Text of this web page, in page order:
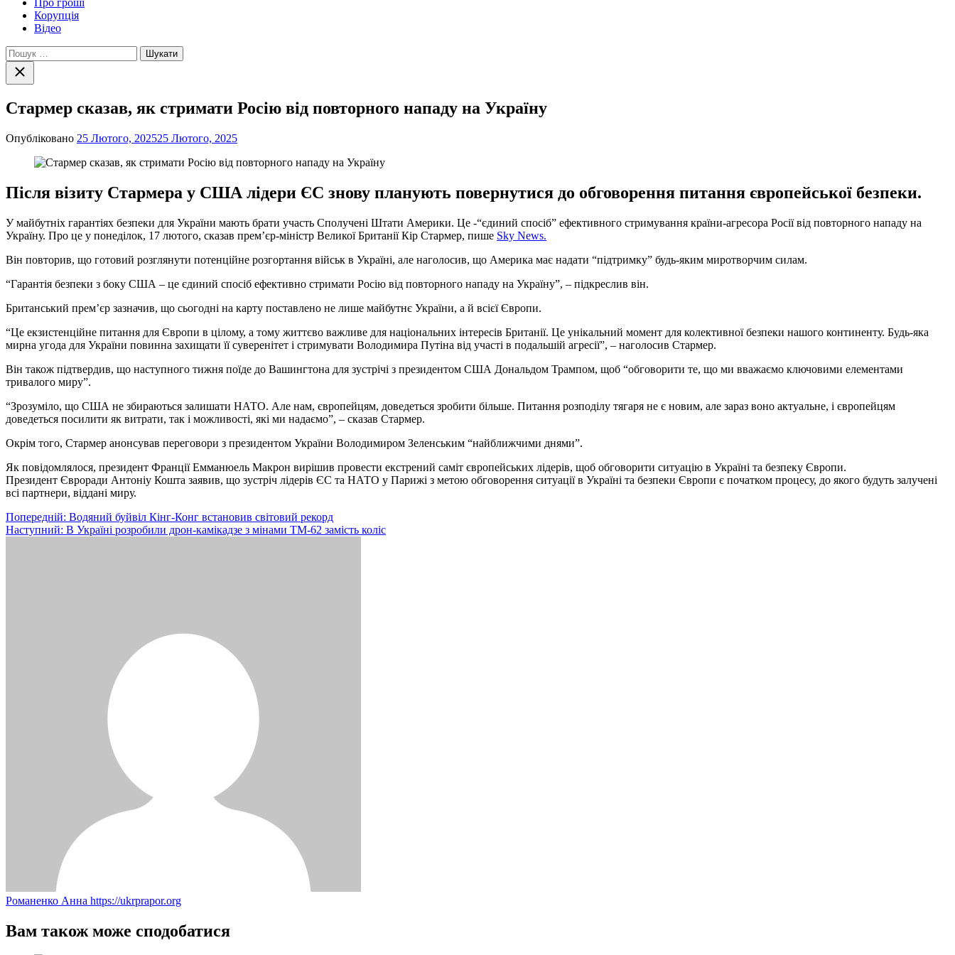
Про гроші
Корупція
Відео
Пошук:
Закрити
пошук
Стармер сказав, як стримати Росію від повторного нападу на Україну
Опубліковано 25 Лютого, 202525 Лютого, 2025
Після візиту Стармера у США лідери ЄС знову планують повернутися до обговорення питання європейської безпеки.
У майбутніх гарантіях безпеки для України мають брати участь Сполучені Штати Америки. Це -“єдиний спосіб” ефективного стримування країни-агресора Росії від повторного нападу на
Україну. Про це у понеділок, 17 лютого, сказав премʼєр-міністр Великої Британії Кір Стармер, пише Sky News.
Він повторив, що готовий розглянути потенційне розгортання військ в Україні, але наголосив, що Америка має надати “підтримку” будь-яким миротворчим силам.
“Гарантія безпеки з боку США – це єдиний спосіб ефективно стримати Росію від повторного нападу на Україну”, – підкреслив він.
Британський премʼєр зазначив, що сьогодні на карту поставлено не лише майбутнє України, а й всієї Європи.
“Це екзистенційне питання для Європи в цілому, а тому життєво важливе для національних інтересів Британії. Це унікальний момент для колективної безпеки нашого континенту. Будь-яка
мирна угода для України повинна захищати її суверенітет і стримувати Володимира Путіна від участі в подальшій агресії”, – наголосив Стармер.
Він також підтвердив, що наступного тижня поїде до Вашингтона для зустрічі з президентом США Дональдом Трампом, щоб “обговорити те, що ми вважаємо ключовими елементами
тривалого миру”.
“Зрозуміло, що США не збираються залишати НАТО. Але нам, європейцям, доведеться зробити більше. Питання розподілу тягаря не є новим, але зараз воно актуальне, і європейцям
доведеться посилити як витрати, так і можливості, які ми надаємо”, – сказав Стармер.
Окрім того, Стармер анонсував переговори з президентом України Володимиром Зеленським “найближчими днями”.
Як повідомлялося, президент Франції Емманюель Макрон вирішив провести екстрений саміт європейських лідерів, щоб обговорити ситуацію в Україні та безпеку Європи.
Президент Євроради Антоніу Кошта заявив, що зустріч лідерів ЄС та НАТО у Парижі з метою обговорення ситуації в Україні та безпеки Європи є початком процесу, до якого будуть залучені
всі партнери, віддані миру.
Навігація
записів
Попередній: Водяний буйвіл Кінг-Конг встановив світовий рекорд
Наступний: В Україні розробили дрон-камікадзе з мінами ТМ-62 замість коліс
Романенко Анна https://ukrprapor.org
Вам також може сподобатися